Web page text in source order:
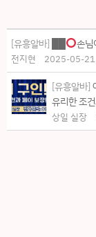
[유흥알바] 손님
전지현 2025-05-21
[유흥알바]
유리한 조
상일 실장